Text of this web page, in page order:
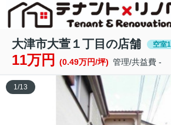
大津市大萱１丁目の店舗 空室1
11万円 (0.49万円/坪) 管理/共益費 -
1/13